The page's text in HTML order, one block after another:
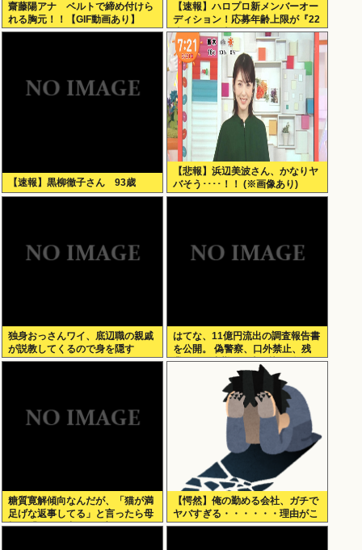
齋藤陽アナ ベルトで締め付けら
れる胸元！！【GIF動画あり】
【速報】ハロプロ新メンバーオー
ディション！応募年齢上限が『22
歳』に引き上げられる
【速報】黒柳徹子さん 93歳
【悲報】浜辺美波さん、かなりヤ
バそう････！！ (※画像あり)
独身おっさんワイ、底辺職の親戚
が説教してくるので身を隠す
はてな、11億円流出の調査報告書
を公開。 偽警察、口外禁止、残
業・休日出勤200時間越、孤
立…。やばすぎて草はえる
糖質寛解傾向なんだが、「猫が満
足げな返事してる」と言ったら母
親に「お気の毒w」と言われた
【愕然】俺の勤める会社、ガチで
ヤバすぎる・・・・・・理由がこ
ちら・・・・・・